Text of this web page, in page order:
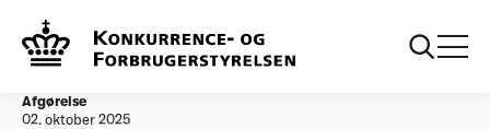
Vandtilsyn
ramme for 2026
Afgørelse
02. oktober 2025